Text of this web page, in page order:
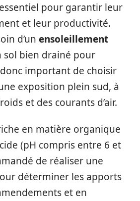
pour garantir leur
et leur productivité.
d’un ensoleillement
sol bien drainé pour
important de choisir
exposition plein sud, à
et des courants d’air.
en matière organique
(pH compris entre 6 et
de réaliser une
déterminer les apports
et en